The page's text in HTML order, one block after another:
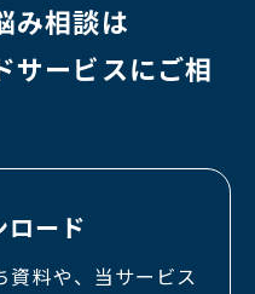
み相談は
サービスにご相
ロード
資料や、当サービス